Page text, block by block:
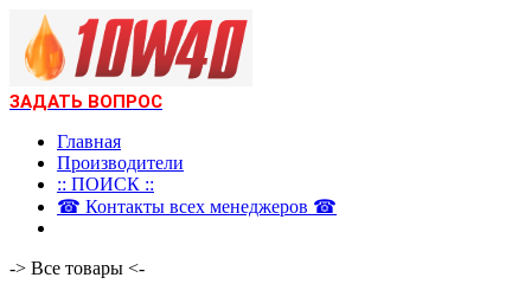
ЗАДАТЬ ВОПРОС
Главная
Производители
:: ПОИСК ::
☎ Контакты всех менеджеров ☎
-> Все товары <-